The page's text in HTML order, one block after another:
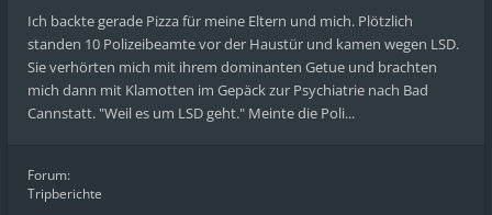
Ich backte gerade Pizza für meine Eltern und mich. Plötzlich
standen 10 Polizeibeamte vor der Haustür und kamen wegen LSD.
Sie verhörten mich mit ihrem dominanten Getue und brachten
mich dann mit Klamotten im Gepäck zur Psychiatrie nach Bad
Cannstatt. "Weil es um LSD geht." Meinte die Poli...
Forum:
Tripberichte